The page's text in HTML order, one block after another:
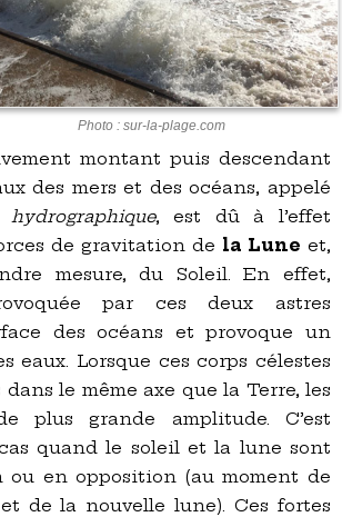
Photo : sur-la-plage.com
montant puis descendant
des mers et des océans, appelé
hydrographique, est dû à l’effet
de gravitation de la Lune et,
mesure, du Soleil. En effet,
par ces deux astres
des océans et provoque un
eaux. Lorsque ces corps célestes
le même axe que la Terre, les
plus grande amplitude. C’est
quand le soleil et la lune sont
ou en opposition (au moment de
de la nouvelle lune). Ces fortes